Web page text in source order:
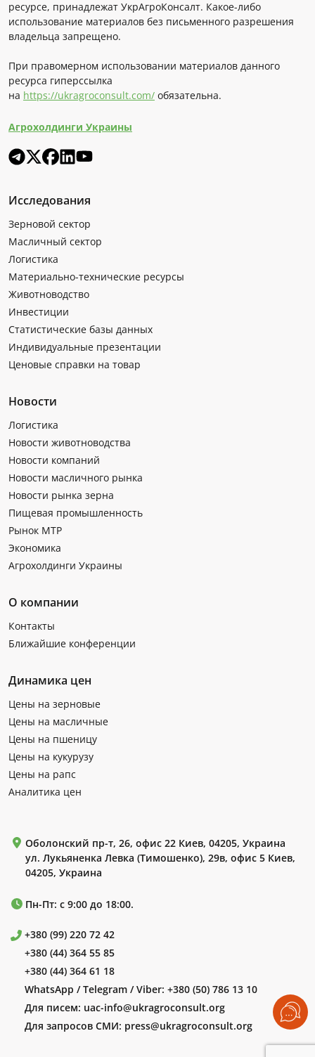
ресурсе, принадлежат УкрАгроКонсалт. Какое-либо
использование материалов без письменного разрешения
владельца запрещено.
При правомерном использовании материалов данного
ресурса гиперссылка
на https://ukragroconsult.com/ обязательна.
Агрохолдинги Украины
Исследования
Зерновой сектор
Масличный сектор
Логистика
Материально-технические ресурсы
Животноводство
Инвестиции
Статистические базы данных
Индивидуальные презентации
Ценовые справки на товар
Новости
Логистика
Новости животноводства
Новости компаний
Новости масличного рынка
Новости рынка зерна
Пищевая промышленность
Рынок МТР
Экономика
Агрохолдинги Украины
О компании
Контакты
Ближайшие конференции
Динамика цен
Цены на зерновые
Цены на масличные
Цены на пшеницу
Цены на кукурузу
Цены на рапс
Аналитика цен
Оболонский пр-т, 26, офис 22 Киев, 04205, Украина
ул. Лукьяненка Левка (Тимошенко), 29в, офис 5 Киев,
04205, Украина
Пн-Пт: с 9:00 до 18:00.
+380 (99) 220 72 42
+380 (44) 364 55 85
+380 (44) 364 61 18
WhatsApp / Telegram / Viber: +380 (50) 786 13 10
Для писем: uac-info@ukragroconsult.org
Для запросов СМИ: press@ukragroconsult.org